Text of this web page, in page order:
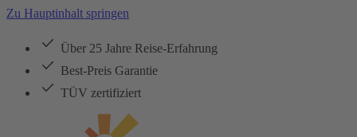
Zu Hauptinhalt springen
Über 25 Jahre Reise-Erfahrung
Best-Preis Garantie
TÜV zertifiziert